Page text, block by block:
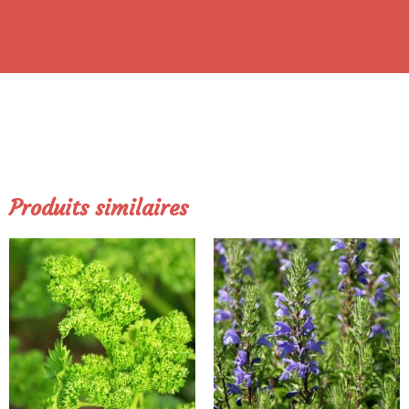
Produits similaires